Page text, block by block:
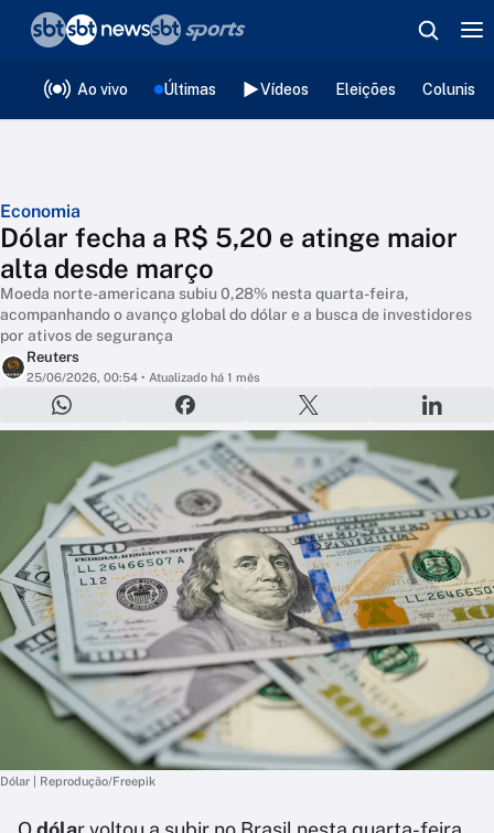
Ao vivo Últimas Vídeos Eleições
Economia
Dólar fecha a R$ 5,20 e atinge maior
alta desde março
Moeda norte-americana subiu 0,28% nesta quarta-feira,
acompanhando o avanço global do dólar e a busca de investidores
por ativos de segurança
Reuters
25/06/2026, 00:54 • Atualizado há 1 mês
Dólar | Reprodução/Freepik
❮voltar
Editorias